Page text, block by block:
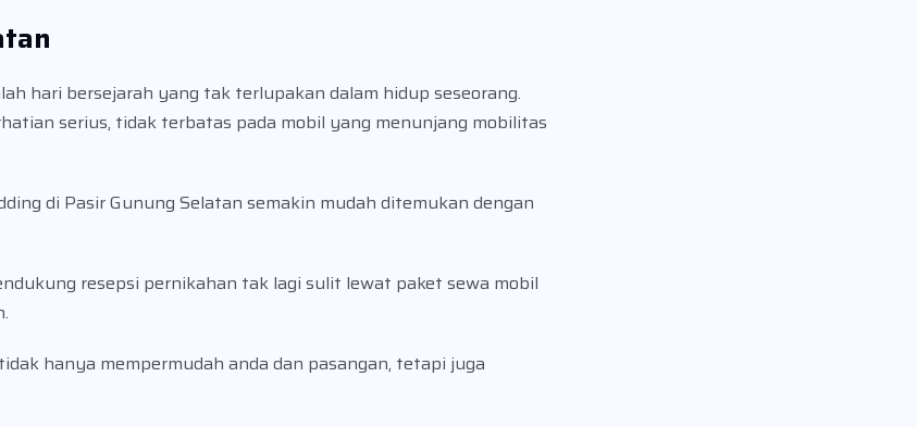
hari bersejarah yang tak terlupakan dalam hidup seseorang.
serius, tidak terbatas pada mobil yang menunjang mobilitas
di Pasir Gunung Selatan semakin mudah ditemukan dengan
resepsi pernikahan tak lagi sulit lewat paket sewa mobil
hanya mempermudah anda dan pasangan, tetapi juga